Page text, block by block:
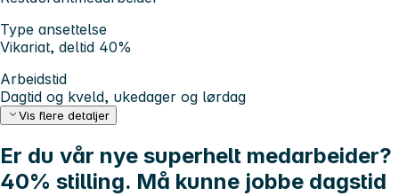
Type ansettelse
Vikariat, deltid 40%
Arbeidstid
Dagtid og kveld, ukedager og lørdag
Vis flere detaljer
Er du vår nye superhelt medarbeider?
40% stilling. Må kunne jobbe dagstid